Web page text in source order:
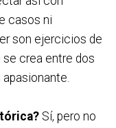
casos ni
son ejercicios de
crea entre dos
Sí, pero no